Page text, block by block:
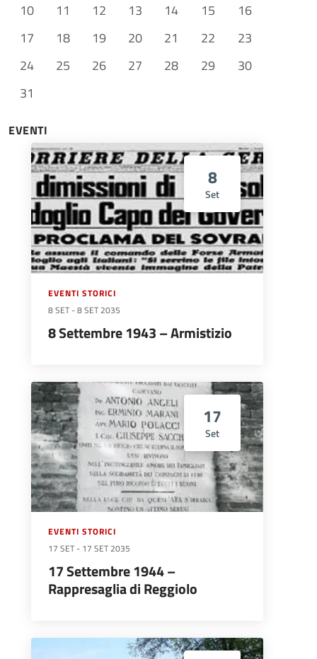
10
11 12 13 14 15
16
17
18 19 20 21 22
23
24
25 26 27 28 29
30
31
EVENTI
8
Set
EVENTI STORICI
8 SET -8 SET 2035
8 Settembre 1943 – Armistizio
17
Set
EVENTI STORICI
17 SET - 17 SET 2035
17 Settembre 1944 –
Rappresaglia di Reggiolo